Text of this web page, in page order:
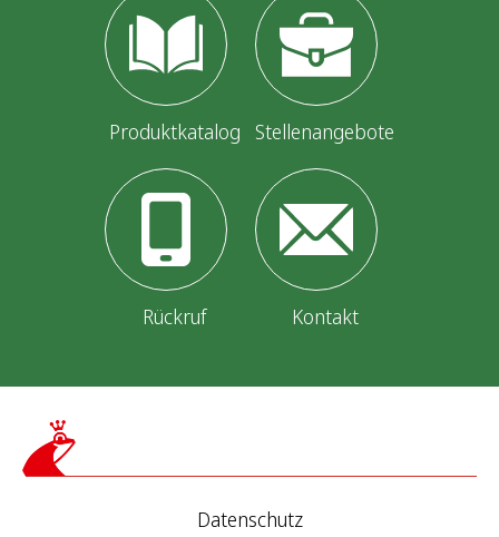
Produktkatalog Stellenangebote
Rückruf Kontakt
Datenschutz